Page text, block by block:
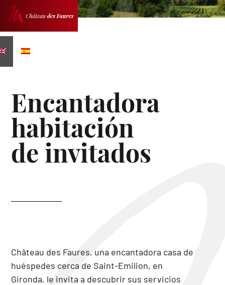
Skip
content
TURÍSTICA
Encantadora
habitación
de invitados
Château des Faures, una encantadora casa de
huéspedes cerca de Saint-Emilion, en
Gironda, le invita a descubrir sus servicios